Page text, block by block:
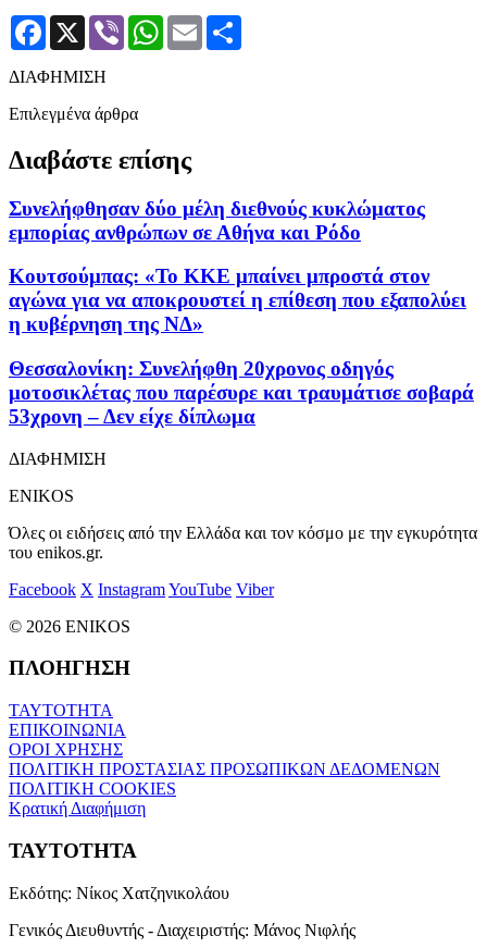
Facebook
X Viber WhatsApp
Email
ΔΙΑΦΗΜΙΣΗ
Επιλεγμένα άρθρα
Διαβάστε επίσης
Συνελήφθησαν δύο μέλη διεθνούς κυκλώματος
εμπορίας ανθρώπων σε Αθήνα και Ρόδο
Κουτσούμπας: «Το ΚΚΕ μπαίνει μπροστά στον
αγώνα για να αποκρουστεί η επίθεση που εξαπολύει
η κυβέρνηση της ΝΔ»
Θεσσαλονίκη: Συνελήφθη 20χρονος οδηγός
μοτοσικλέτας που παρέσυρε και τραυμάτισε σοβαρά
53χρονη – Δεν είχε δίπλωμα
ΔΙΑΦΗΜΙΣΗ
ENIKOS
Όλες οι ειδήσεις από την Ελλάδα και τον κόσμο με την εγκυρότητα
του enikos.gr.
Facebook X InstagramYouTube Viber
© 2026 ENIKOS
ΠΛΟΗΓΗΣΗ
ΤΑΥΤΟΤΗΤΑ
ΕΠΙΚΟΙΝΩΝΙΑ
ΟΡΟΙ ΧΡΗΣΗΣ
ΠΟΛΙΤΙΚΗ ΠΡΟΣΤΑΣΙΑΣ ΠΡΟΣΩΠΙΚΩΝ ΔΕΔΟΜΕΝΩΝ
ΠΟΛΙΤΙΚΗ COOKIES
Κρατική Διαφήμιση
ΤΑΥΤΟΤΗΤΑ
Εκδότης: Νίκος Χατζηνικολάου
Γενικός Διευθυντής - Διαχειριστής: Μάνος Νιφλής